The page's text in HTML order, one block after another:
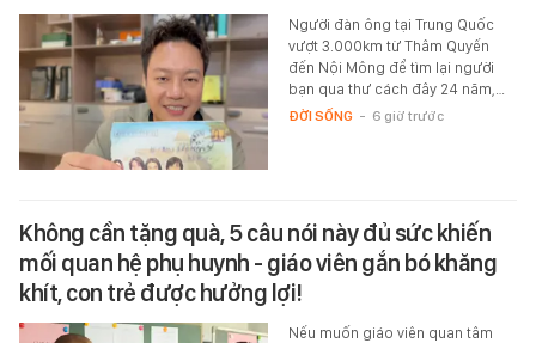
Người đàn ông tại Trung Quốc
vượt 3.000km từ Thâm Quyến
đến Nội Mông để tìm lại người
bạn qua thư cách đây 24 năm,…
ĐỜI SỐNG - 6 giờ trước
Không cần tặng quà, 5 câu nói này đủ sức khiến
mối quan hệ phụ huynh - giáo viên gắn bó khăng
khít, con trẻ được hưởng lợi!
Nếu muốn giáo viên quan tâm